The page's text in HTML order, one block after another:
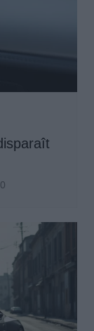
0